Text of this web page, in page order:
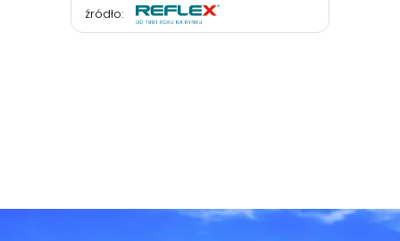
źródło: